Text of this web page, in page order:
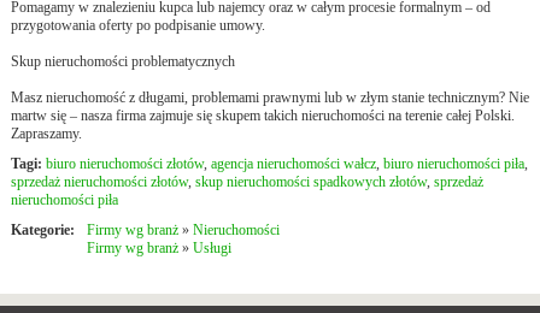
Pomagamy w znalezieniu kupca lub najemcy oraz w całym procesie formalnym – od
przygotowania oferty po podpisanie umowy.
Skup nieruchomości problematycznych
Masz nieruchomość z długami, problemami prawnymi lub w złym stanie technicznym? Nie
martw się – nasza firma zajmuje się skupem takich nieruchomości na terenie całej Polski.
Zapraszamy.
Tagi: biuro nieruchomości złotów, agencja nieruchomości wałcz, biuro nieruchomości piła,
sprzedaż nieruchomości złotów, skup nieruchomości spadkowych złotów, sprzedaż
nieruchomości piła
Kategorie:
Firmy wg branż» Nieruchomości
Firmy wg branż» Usługi